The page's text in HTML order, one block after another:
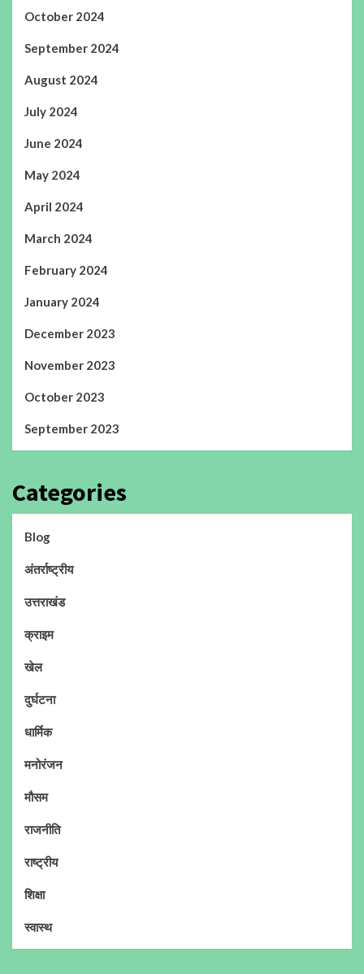
October 2024
September 2024
August 2024
July 2024
June 2024
May 2024
April 2024
March 2024
February 2024
January 2024
December 2023
November 2023
October 2023
September 2023
Categories
Blog
अंतर्राष्ट्रीय
उत्तराखंड
क्राइम
खेल
दुर्घटना
धार्मिक
मनोरंजन
मौसम
राजनीति
राष्ट्रीय
शिक्षा
स्वास्थ